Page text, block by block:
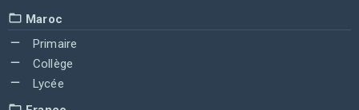
Maroc
Primaire
Collège
Lycée